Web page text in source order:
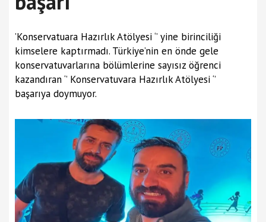
’Konservatuara Hazırlık Atölyesi ‘’ yine birinciliği
kimselere kaptırmadı. Türkiye’nin en önde gele
konservatuvarlarına bölümlerine sayısız öğrenci
kazandıran ‘’ Konservatuvara Hazırlık Atölyesi ‘’
başarıya doymuyor.